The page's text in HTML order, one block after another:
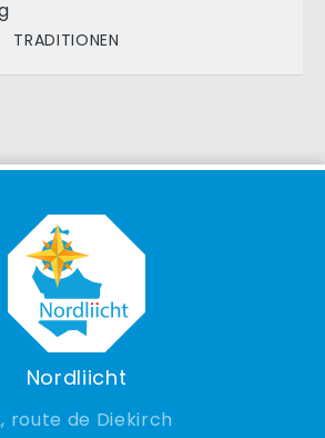
TRADITIONEN
Nordliicht
route de Diekirch